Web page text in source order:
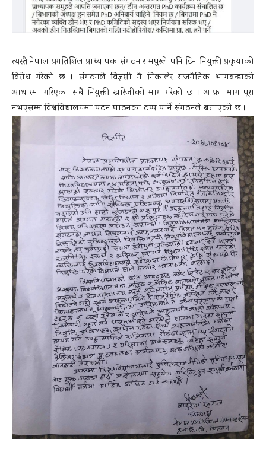
त्यस्तै नेपाल प्रगतिशिल प्राध्यापक संगठन रामपुरले पनि डिन नियुक्ती प्रकृयाको
विरोध गरेको छ । संगठनले विज्ञप्ती नै निकालेर राजनैतिक भागबन्डाको
आधारमा गरिएका सबै नियुक्ती खारेजीको माग गरेको छ । आफ्ना माग पूरा
नभएसम्म विश्वविद्यालयमा पठन पाठनका ठप्प पार्ने संगठनले बताएको छ ।